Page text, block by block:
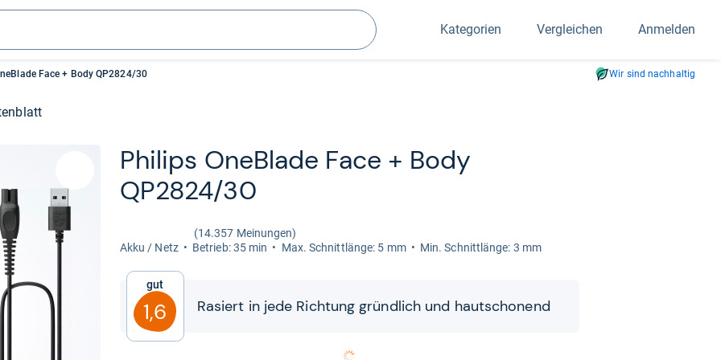
Suchen
Kategorien Vergleichen Anmelden
Face + Body QP2824/30 Wir sind nachhaltig
Phi­lips OneB­lade Face + Body
QP2824/30
(14.357 Meinungen)
Akku / Netz
Betrieb: 35 min Max. Schnitt­länge: 5 mm Min. Schnitt­länge: 3 mm
Gut
1,6 Rasiert in jede Rich­tung gründ­lich und haut­scho­nend